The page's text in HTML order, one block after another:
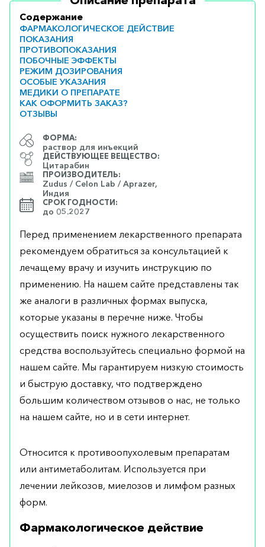
Содержание
ФАРМАКОЛОГИЧЕСКОЕ ДЕЙСТВИЕ
ПОКАЗАНИЯ
ПРОТИВОПОКАЗАНИЯ
ПОБОЧНЫЕ ЭФФЕКТЫ
РЕЖИМ ДОЗИРОВАНИЯ
ОСОБЫЕ УКАЗАНИЯ
МЕДИКИ О ПРЕПАРАТЕ
КАК ОФОРМИТЬ ЗАКАЗ?
ОТЗЫВЫ
ФОРМА:
раствор для инъекций
ДЕЙСТВУЮЩЕЕ ВЕЩЕСТВО:
Цитарабин
ПРОИЗВОДИТЕЛЬ:
Zudus / Celon Lab / Aprazer,
Индия
СРОК ГОДНОСТИ:
до 05.2027
Перед применением лекарственного препарата
рекомендуем обратиться за консультацией к
лечащему врачу и изучить инструкцию по
применению. На нашем сайте представлены так
же аналоги в различных формах выпуска,
которые указаны в перечне ниже. Чтобы
осуществить поиск нужного лекарственного
средства воспользуйтесь специально формой на
нашем сайте. Мы гарантируем низкую стоимость
и быструю доставку, что подтверждено
большим количеством отзывов о нас, не только
на нашем сайте, но и в сети интернет.
Относится к противоопухолевым препаратам
или антиметаболитам. Используется при
лечении лейкозов, миелозов и лимфом разных
форм.
Фармакологическое действие